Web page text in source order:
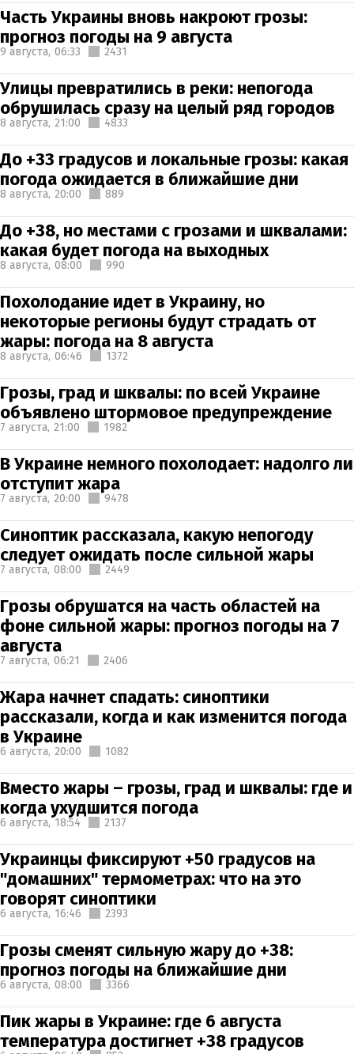
Часть Украины вновь накроют грозы:
прогноз погоды на 9 августа
9 августа, 06:33 2431
Улицы превратились в реки: непогода
обрушилась сразу на целый ряд городов
8 августа, 21:00 4833
До +33 градусов и локальные грозы: какая
погода ожидается в ближайшие дни
8 августа, 20:00 889
До +38, но местами с грозами и шквалами:
какая будет погода на выходных
8 августа, 08:00 990
Похолодание идет в Украину, но
некоторые регионы будут страдать от
жары: погода на 8 августа
8 августа, 06:46 1372
Грозы, град и шквалы: по всей Украине
объявлено штормовое предупреждение
7 августа, 21:00 1982
В Украине немного похолодает: надолго ли
отступит жара
7 августа, 20:00 9478
Синоптик рассказала, какую непогоду
следует ожидать после сильной жары
7 августа, 08:00 2449
Грозы обрушатся на часть областей на
фоне сильной жары: прогноз погоды на 7
августа
7 августа, 06:21 2406
Жара начнет спадать: синоптики
рассказали, когда и как изменится погода
в Украине
6 августа, 20:00 1082
Вместо жары – грозы, град и шквалы: где и
когда ухудшится погода
6 августа, 18:54 2137
Украинцы фиксируют +50 градусов на
"домашних" термометрах: что на это
говорят синоптики
6 августа, 16:46 2393
Грозы сменят сильную жару до +38:
прогноз погоды на ближайшие дни
6 августа, 08:00 3366
Пик жары в Украине: где 6 августа
температура достигнет +38 градусов